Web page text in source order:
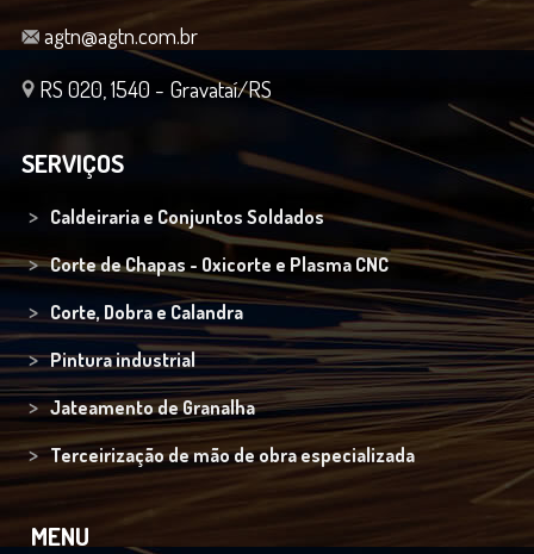
agtn@agtn.com.br
RS 020, 1540 - Gravataí/RS
SERVIÇOS
Caldeiraria e Conjuntos Soldados
Corte de Chapas - Oxicorte e Plasma CNC
Corte, Dobra e Calandra
Pintura industrial
Jateamento de Granalha
Terceirização de mão de obra especializada
MENU